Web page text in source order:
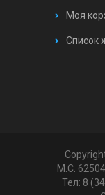
Моя
Список
М.С.
Тел: 8